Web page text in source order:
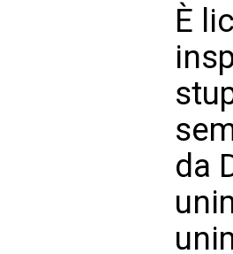
È
da